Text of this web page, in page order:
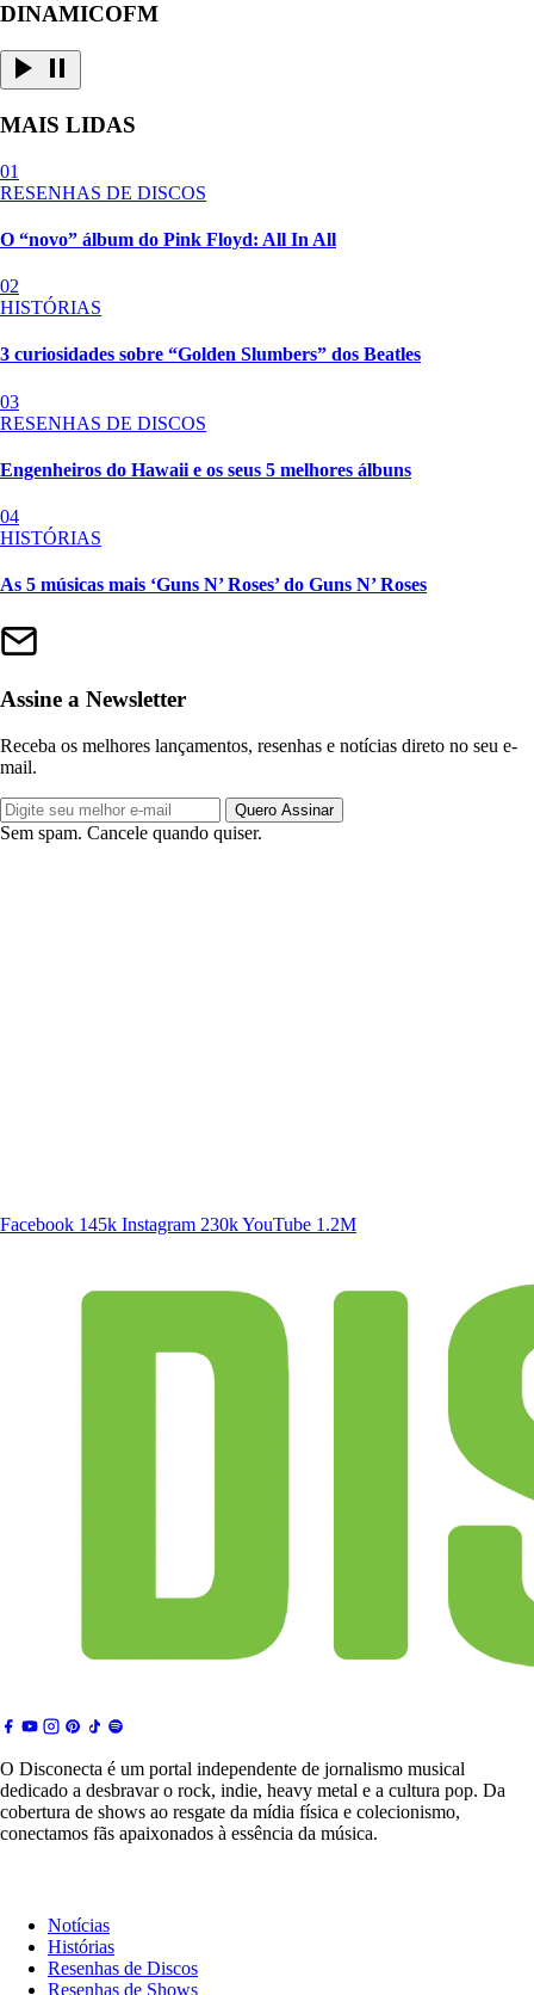
DINAMICOFM
MAIS LIDAS
01
RESENHAS DE DISCOS
O “novo” álbum do Pink Floyd: All In All
02
HISTÓRIAS
3 curiosidades sobre “Golden Slumbers” dos Beatles
03
RESENHAS DE DISCOS
Engenheiros do Hawaii e os seus 5 melhores álbuns
04
HISTÓRIAS
As 5 músicas mais ‘Guns N’ Roses’ do Guns N’ Roses
Assine a Newsletter
Receba os melhores lançamentos, resenhas e notícias direto no seu e-
mail.
Quero Assinar
Sem spam. Cancele quando quiser.
Facebook 145k Instagram 230kYouTube 1.2M
O Disconecta é um portal independente de jornalismo musical
dedicado a desbravar o rock, indie, heavy metal e a cultura pop. Da
cobertura de shows ao resgate da mídia física e colecionismo,
conectamos fãs apaixonados à essência da música.
Notícias
Histórias
Resenhas de Discos
Resenhas de Shows